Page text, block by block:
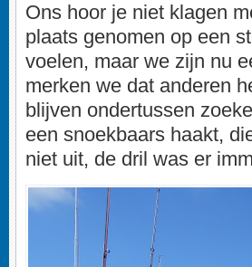
Ons hoor je niet klagen
plaats genomen op een
voelen, maar we zijn nu
merken we dat anderen
blijven ondertussen
een snoekbaars haakt,
niet uit, de dril was er